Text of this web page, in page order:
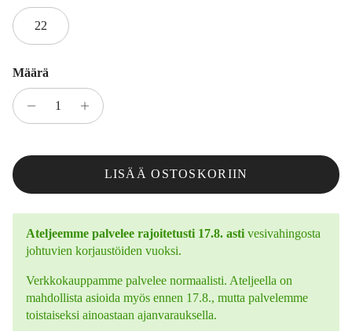
22
Määrä
LISÄÄ OSTOSKORIIN
Ateljeemme palvelee rajoitetusti 17.8. asti vesivahingosta
johtuvien korjaustöiden vuoksi.
Verkkokauppamme palvelee normaalisti. Ateljeella on
mahdollista asioida myös ennen 17.8., mutta palvelemme
toistaiseksi ainoastaan ajanvarauksella.